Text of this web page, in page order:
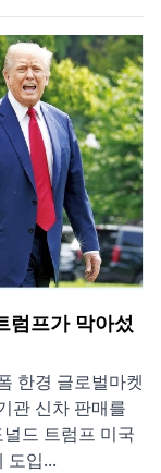
프가 막아섰
한경 글로벌마켓
관 신차 판매를
드 트럼프 미국
도입...